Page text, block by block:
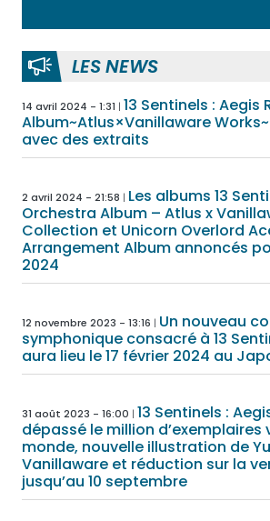
LES NEWS
14 avril 2024 - 1:31
13 Sentinels : Aegis
Album~Atlus×Vanillaware
avec des extraits
2 avril 2024 - 21:58
Les albums 13
Orchestra Album – Atlus x
Collection et Unicorn Overlord
Arrangement Album annoncés
2024
12 novembre 2023 - 13:16
Un nouveau
symphonique consacré à 13
aura lieu le 17 février 2024 au
31 août 2023 - 16:00
13 Sentinels :
dépassé le million d’exemplaires
monde, nouvelle illustration de
Vanillaware et réduction sur la
jusqu’au 10 septembre